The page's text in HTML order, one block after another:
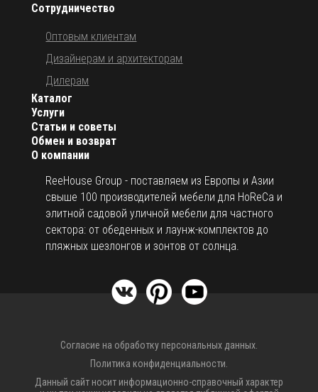
О компании
ReeHouse Group - поставляем из Европы и Азии
свыше 100 производителей мебели для HoReCa и
элитной садовой уличной мебели для частного
сектора: от обеденных и лаунж-комплектов до
пляжных шезлонгов и зонтов от солнца.
Каталог
Услуги
Статьи и советы
Обмен и возврат
Сотрудничество
Оптовым клиентам
Дизайнерам и архитекторам
Дилерам
Согласие на обработку персональных данных.
Политика конфиденциальности.
Данный сайт носит информационно-справочный характер